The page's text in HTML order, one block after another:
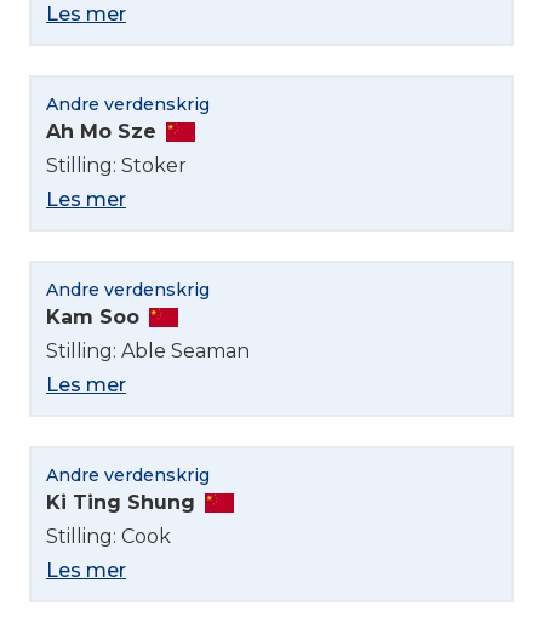
Les mer
Andre verdenskrig
Ah Mo Sze
Stilling: Stoker
Les mer
Andre verdenskrig
Kam Soo
Stilling: Able Seaman
Les mer
Andre verdenskrig
Ki Ting Shung
Stilling: Cook
Les mer